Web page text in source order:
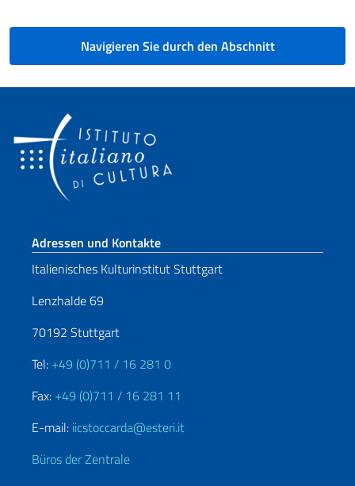
Navigieren Sie durch den Abschnitt
Fußbereich
Adressen und Kontakte
Italienisches Kulturinstitut Stuttgart
Lenzhalde 69
70192 Stuttgart
Tel: +49 (0)711 / 16 281 0
Fax: +49 (0)711 / 16 281 11
E-mail: iicstoccarda@esteri.it
Büros der Zentrale